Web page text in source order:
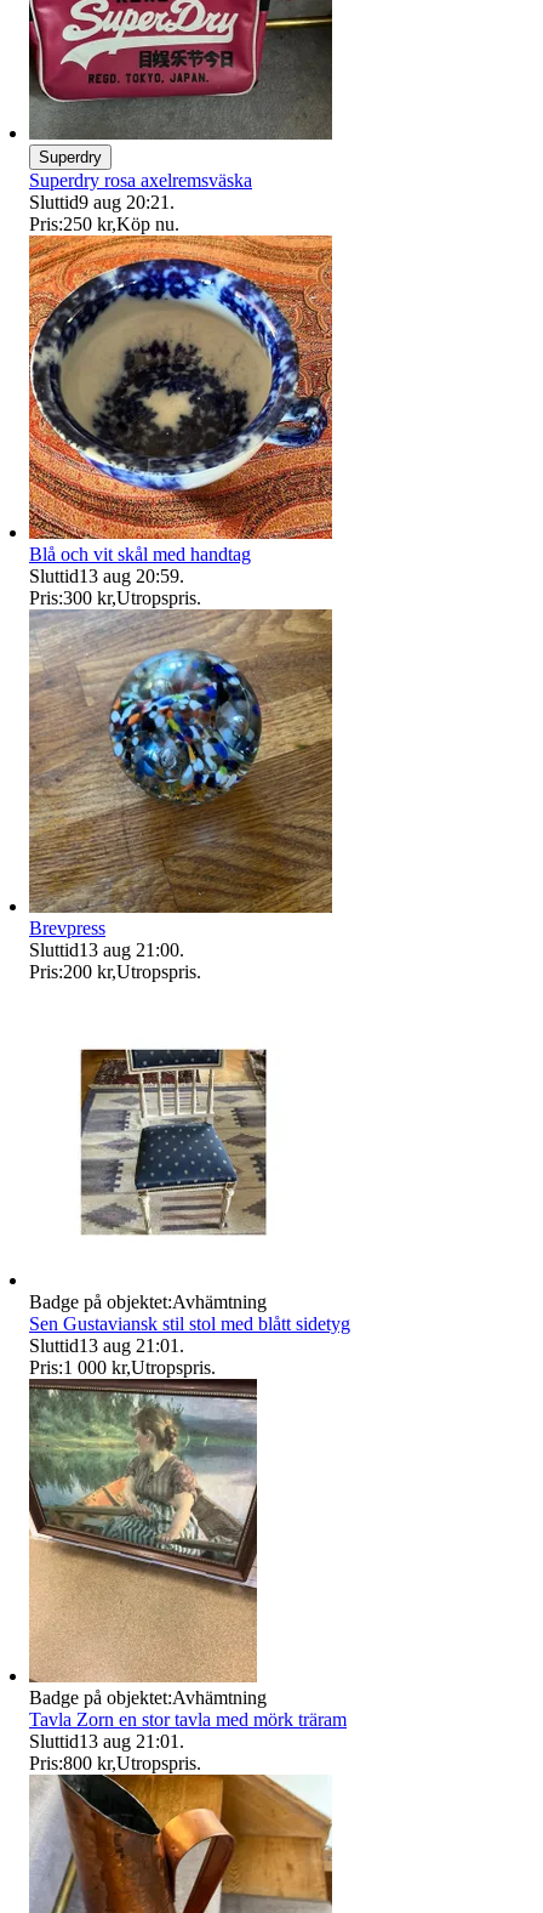
Superdry
Superdry rosa axelremsväska
Sluttid9 aug 20:21 .
Pris:250 kr,Köp nu.
Blå och vit skål med handtag
Sluttid13 aug 20:59.
Pris:300 kr,Utropspris.
Brevpress
Sluttid13 aug 21:00.
Pris:200 kr,Utropspris.
Badge på objektet:Avhämtning
Sen Gustaviansk stil stol med blått sidetyg
Sluttid13 aug 21:01 .
Pris:1 000 kr,Utropspris.
Badge på objektet:Avhämtning
Tavla Zorn en stor tavla med mörk träram
Sluttid13 aug 21:01 .
Pris:800 kr,Utropspris.